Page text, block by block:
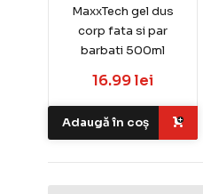
MaxxTech gel dus
corp fata si par
barbati 500ml
16.99 lei
Adaugă în coș